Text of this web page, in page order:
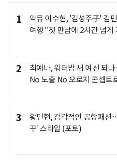
1
악뮤 이수현, '김성주子' 김
여행 "첫 만남에 2시간 넘게
2
최예나, 워터밤 새 여신 되나
No 노출 No 오로지 콘셉트
3
황민현, 감각적인 공항패션
꾸' 스타일 (포토)